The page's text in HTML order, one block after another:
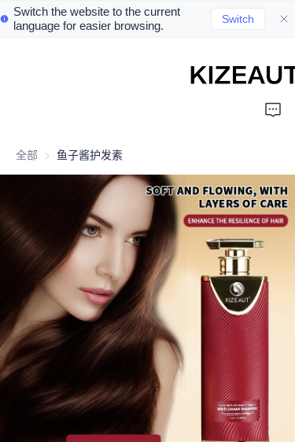
Switch the website to the current
language for easier browsing.
Switch
全部 鱼子酱护发素
Perm cream